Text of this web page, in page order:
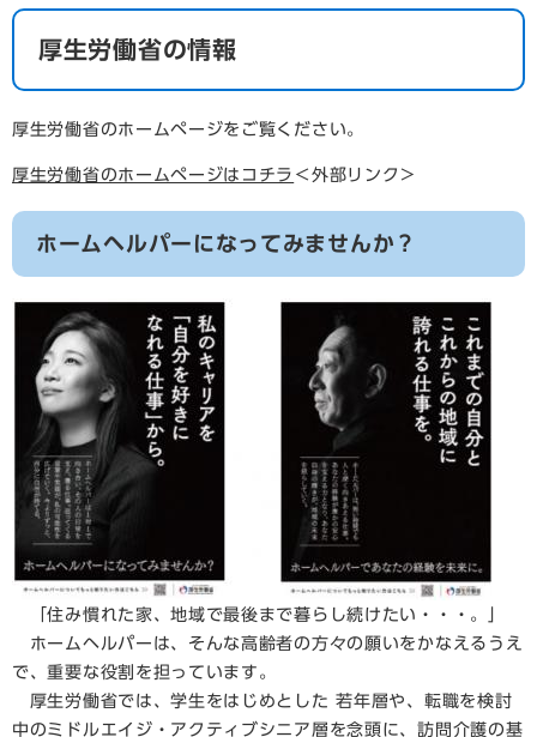
厚生労働省の情報
厚生労働省のホームページをご覧ください。
厚生労働省のホームページはコチラ ＜外部リンク＞
ホームヘルパーになってみませんか？
「住み慣れた家、地域で最後まで暮らし続けたい・・・。」
ホームヘルパーは、そんな高齢者の方々の願いをかなえるうえ
で、重要な役割を担っています。
厚生労働省では、学生をはじめとした 若年層や、転職を検討
中のミドルエイジ・アクティブシニア層を念頭に、訪問介護の基